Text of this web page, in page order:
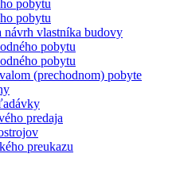
pobytu
pobytu
návrh vlastníka budovy
pobytu
pobytu
(prechodnom) pobyte
predaja
preukazu